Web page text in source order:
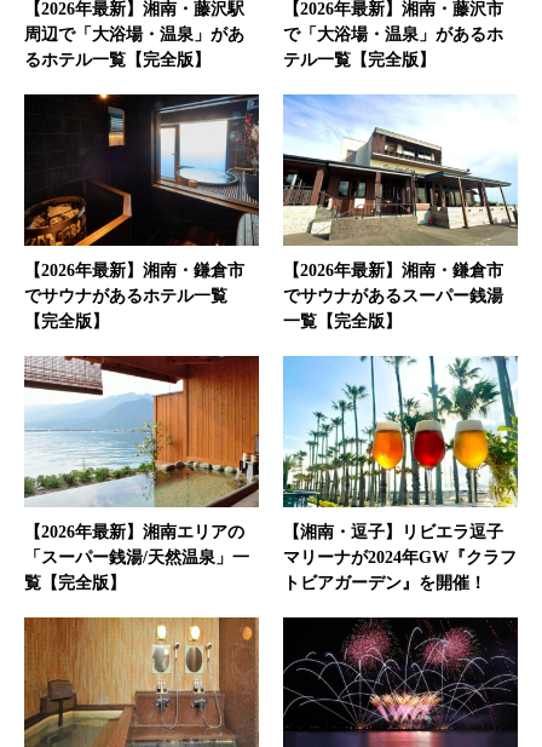
【2026年最新】湘南・藤沢駅
周辺で「大浴場・温泉」があ
るホテル一覧【完全版】
【2026年最新】湘南・藤沢市
で「大浴場・温泉」があるホ
テル一覧【完全版】
【2026年最新】湘南・鎌倉市
でサウナがあるホテル一覧
【完全版】
【2026年最新】湘南・鎌倉市
でサウナがあるスーパー銭湯
一覧【完全版】
【2026年最新】湘南エリアの
「スーパー銭湯/天然温泉」一
覧【完全版】
【湘南・逗子】リビエラ逗子
マリーナが2024年GW『クラフ
トビアガーデン』を開催！